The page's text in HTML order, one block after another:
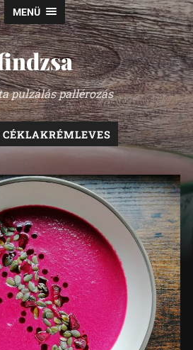
MENÜ
pulzálás pallérozás
CÉKLAKRÉMLEVES